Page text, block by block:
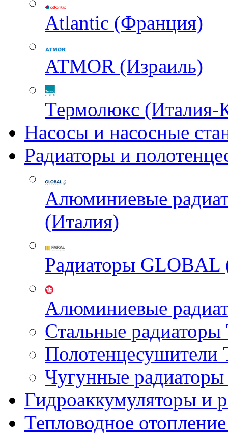
Atlantic (Франция)
ATMOR (Израиль)
Термолюкс (Италия-
Насосы и насосные
Радиаторы и
Алюминиевые
(Италия)
Радиаторы GLOBAL
Алюминиевые
Стальные
Чугунные
Гидроаккумуляторы и
Тепловодное